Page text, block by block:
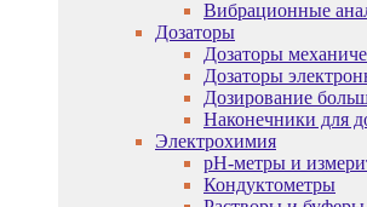
Вибрационные
Дозаторы
Дозаторы
Дозаторы
Дозирование
Наконечники для
Электрохимия
pH-метры и
Кондуктометры